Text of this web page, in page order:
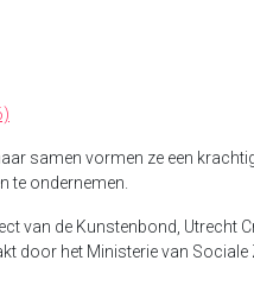
samen vormen ze een
te ondernemen.
van de Kunstenbond, Utrecht
door het Ministerie van Sociale